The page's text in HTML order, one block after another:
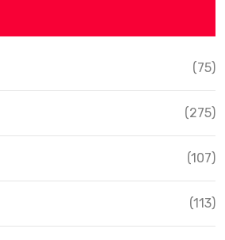
(75)
(275)
(107)
(113)